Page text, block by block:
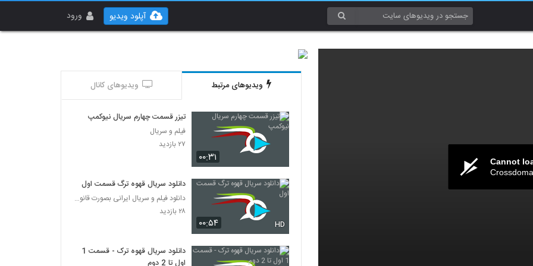
ورود آپلود ویدیو
Cannot
ویدیوهای مرتبط ویدیوهای کانال
۰۰:۳۱
تیزر قسمت چهارم سریال نیوکمپ
فیلم و سریال
۲۷ بازدید
۰۰:۵۴ HD
دانلود سریال قهوه ترگ قسمت اول
دانلود فیلم و سریال ایرانی بصورت قانونی
۲۸ بازدید
دانلود سریال قهوه ترک - قسمت 1
اول تا 2 دوم